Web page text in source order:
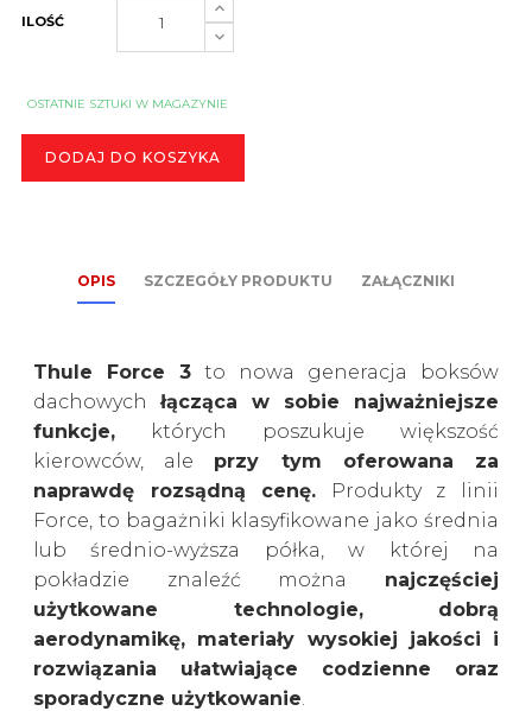
ILOŚĆ
OSTATNIE SZTUKI W MAGAZYNIE
DODAJ DO KOSZYKA
OPIS SZCZEGÓŁY PRODUKTU ZAŁĄCZNIKI
Thule Force 3 to nowa generacja boksów
dachowychłącząca w sobie najważniejsze
funkcje, których poszukuje większość
kierowców, ale przy tym oferowana za
naprawdę rozsądną cenę. Produkty z linii
Force, to bagażniki klasyfikowane jako średnia
lub średnio-wyższa półka, w której na
pokładzie znaleźć można najczęściej
użytkowane technologie, dobrą
aerodynamikę, materiały wysokiej jakości i
rozwiązania ułatwiające codzienne oraz
sporadyczne użytkowanie.